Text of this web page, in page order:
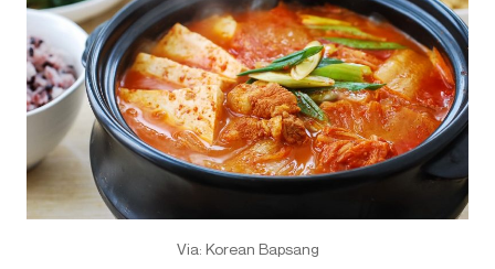
Via: Korean Bapsang